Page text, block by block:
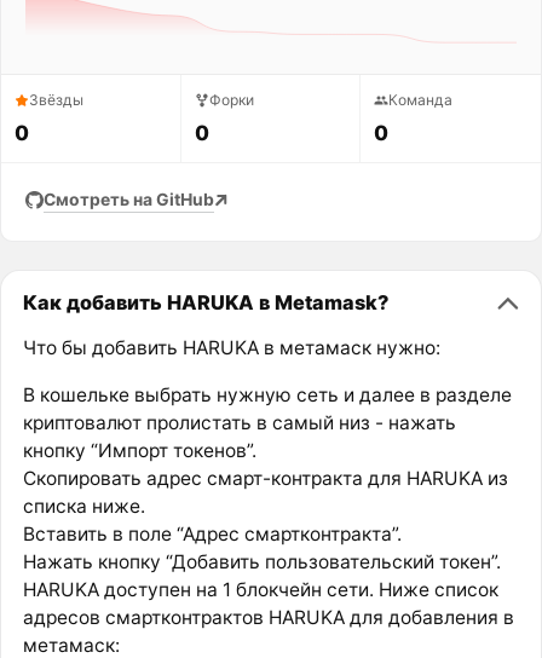
Звёзды
0
Форки
0
Команда
0
Смотреть на GitHub
Как добавить HARUKA в Metamask?
Что бы добавить HARUKA в метамаск нужно:
В кошельке выбрать нужную сеть и далее в разделе
криптовалют пролистать в самый низ - нажать
кнопку “Импорт токенов”.
Скопировать адрес смарт-контракта для HARUKA из
списка ниже.
Вставить в поле “Адрес смартконтракта”.
Нажать кнопку “Добавить пользовательский токен”.
HARUKA доступен на 1 блокчейн сети. Ниже список
адресов смартконтрактов HARUKA для добавления в
метамаск: